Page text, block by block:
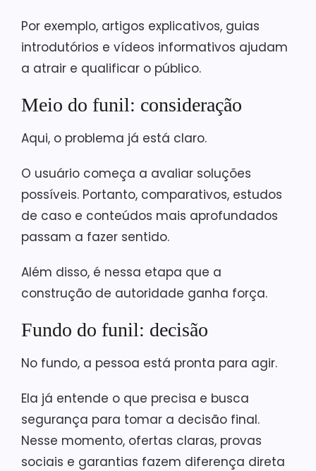
Por exemplo, artigos explicativos, guias
introdutórios e vídeos informativos ajudam
a atrair e qualificar o público.
Meio do funil: consideração
Aqui, o problema já está claro.
O usuário começa a avaliar soluções
possíveis. Portanto, comparativos, estudos
de caso e conteúdos mais aprofundados
passam a fazer sentido.
Além disso, é nessa etapa que a
construção de autoridade ganha força.
Fundo do funil: decisão
No fundo, a pessoa está pronta para agir.
Ela já entende o que precisa e busca
segurança para tomar a decisão final.
Nesse momento, ofertas claras, provas
sociais e garantias fazem diferença direta